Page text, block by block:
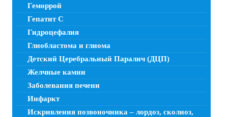
Геморрой
Гепатит C
Гидроцефалия
Глиобластома и глиома
Детский Церебральный Паралич (ДЦП)
Желчные камни
Заболевания печени
Инфаркт
Искривления позвоночника – лордоз, сколиоз,